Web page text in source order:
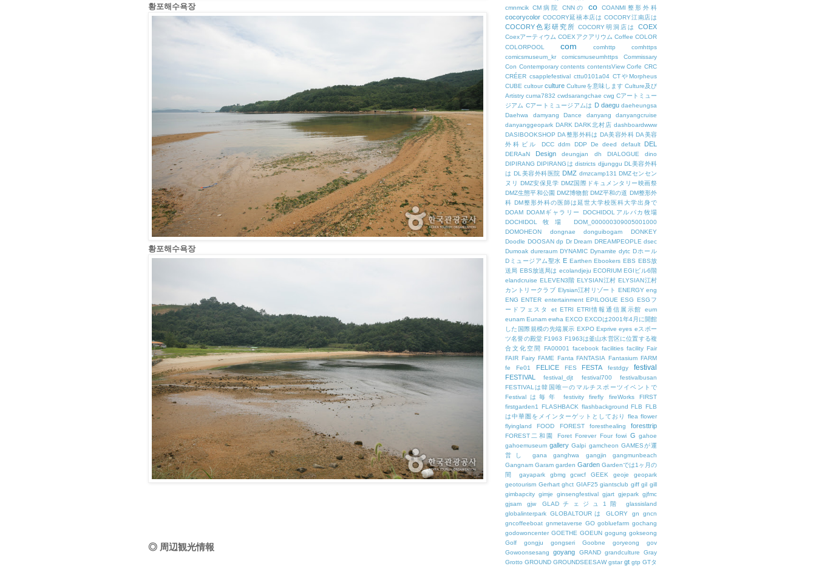
황포해수욕장
황포해수욕장
◎ 周辺観光情報
cmnmcik CM病院 CNNの co COANMI整形外科
cocorycolor COCORY延禧本店は COCORY江南店は
COCORY色彩研究所 COCORY明洞店は COEX
Coexアーティウム COEXアクアリウム Coffee COLOR
COLORPOOL
com comhttp
comhttps
comicsmuseum_kr
comicsmuseumhttps
Commissary
Con Contemporary contents contentsView Corfe CRC
CRÉER csapplefestival cttu0101a04 CTやMorpheus
CUBE cultour culture Cultureを意味します Culture及び
Artistry cuma7832 cwdsarangchae cwg Cアートミュー
ジアム Cアートミュージアムは D daegu daeheungsa
Daehwa
damyang Dance danyang
danyangcruise
danyanggeopark DARK DARK北村店 dashboardwww
DASIBOOKSHOP DA整形外科は DA美容外科 DA美容
外科ビル
DCC ddm DDP De deed default DEL
DERAaN Design deungjan dh DIALOGUE
dino
DIPIRANG DIPIRANGは districts djjunggu DL美容外科
は DL美容外科医院 DMZ dmzcamp131 DMZセンセン
ヌリ DMZ安保見学 DMZ国際ドキュメンタリー映画祭
DMZ生態平和公園 DMZ博物館 DMZ平和の道 DM整形外
科 DM整形外科の医師は延世大学校医科大学出身で
DOAM DOAMギャラリー
DOCHIDOLアルパカ牧場
DOCHIDOL牧場
DOM_000000309005001000
DOMOHEON
dongnae donguibogam
DONKEY
Doodle DOOSAN dp Dr Dream DREAMPEOPLE dsec
Dumoak dureraum DYNAMIC Dynamite dytc Dホール
Dミュージアム聖水 E Earthen Ebookers EBS EBS放
送局 EBS放送局は ecolandjeju ECORIUM EGIビル6階
elandcruise ELEVEN3階 ELYSIAN江村 ELYSIAN江村
カントリークラブ Elysian江村リゾート ENERGY eng
ENG ENTER entertainment EPILOGUE ESG ESGフ
ードフェスタ
et ETRI ETRI情報通信展示館
eum
eunam Eunam ewha EXCO EXCOは2001年4月に開館
した国際規模の先端展示 EXPO Exprive eyes eスポー
ツ名誉の殿堂 F1963 F1963は釜山水営区に位置する複
合文化空間
FA00001 facebook facilities facility Fair
FAIR Fairy FAME Fanta FANTASIA Fantasium FARM
fe
Fe01 FELICE FES FESTA festdgy festival
FESTIVAL festival_djt festival700
festivalbusan
FESTIVALは韓国唯一のマルチスポーツイベントで
Festivalは毎年
festivity firefly fireWorks
FIRST
firstgarden1
FLASHBACK flashbackground FLB FLB
は中華圏をメインターゲットとしており
flea flower
flyingland
FOOD FOREST foresthealing foresttrip
FOREST二和園 Foret Forever Four fowi G gahoe
gahoemuseum gallery Galpi gamcheon GAMESが運
営し
gana ganghwa gangjin
gangmunbeach
Gangnam Garam garden Garden Gardenでは1ヶ月の
間
gayapark gbmg gcwcf GEEK geoje
geopark
geotourism Gerhart ghct GIAF25 giantsclub giff gil gill
gimbapcity gimje ginsengfestival gjart gjepark gjfmc
gjsam
gjw GLADチェジュ1階
glassisland
globalinterpark GLOBALTOURは GLORY gn
gncn
gncoffeeboat gnmetaverse GO gobluefarm gochang
godowoncenter GOETHE GOEUN gogung gokseong
Golf
gongju gongseri Goobne goryeong
gov
Gowoonsesang
goyang GRAND grandculture
Gray
Grotto GROUND GROUNDSEESAW gstar gt gtp GTタ